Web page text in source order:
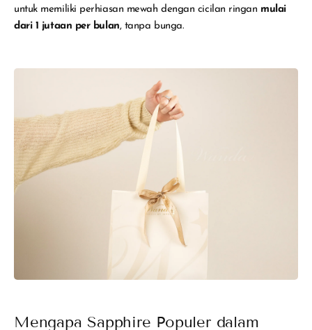
untuk memiliki perhiasan mewah dengan cicilan ringan mulai
dari 1 jutaan per bulan, tanpa bunga.
Mengapa Sapphire Populer dalam